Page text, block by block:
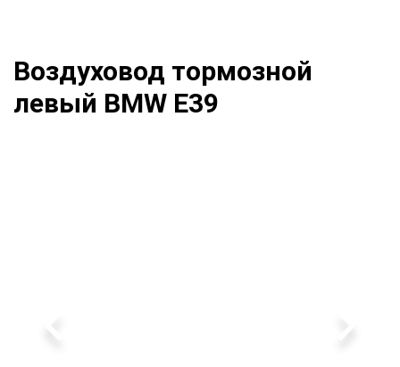
Воздуховод тормозной
левый BMW E39